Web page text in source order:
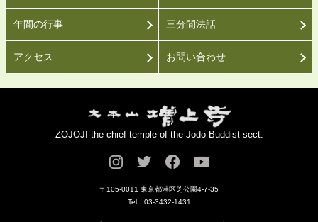
年間の行事 三分間法話
アクセス お問い合わせ
ZOJOJI the chief temple of the Jodo-Buddist sect.
〒105-0011 東京都港区芝公園4-7-35
Tel：03-3432-1431